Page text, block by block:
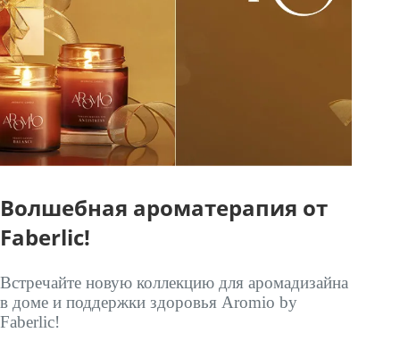
Волшебная ароматерапия от
Faberlic!
Встречайте новую коллекцию для аромадизайна
в доме и поддержки здоровья Aromio by
Faberlic!